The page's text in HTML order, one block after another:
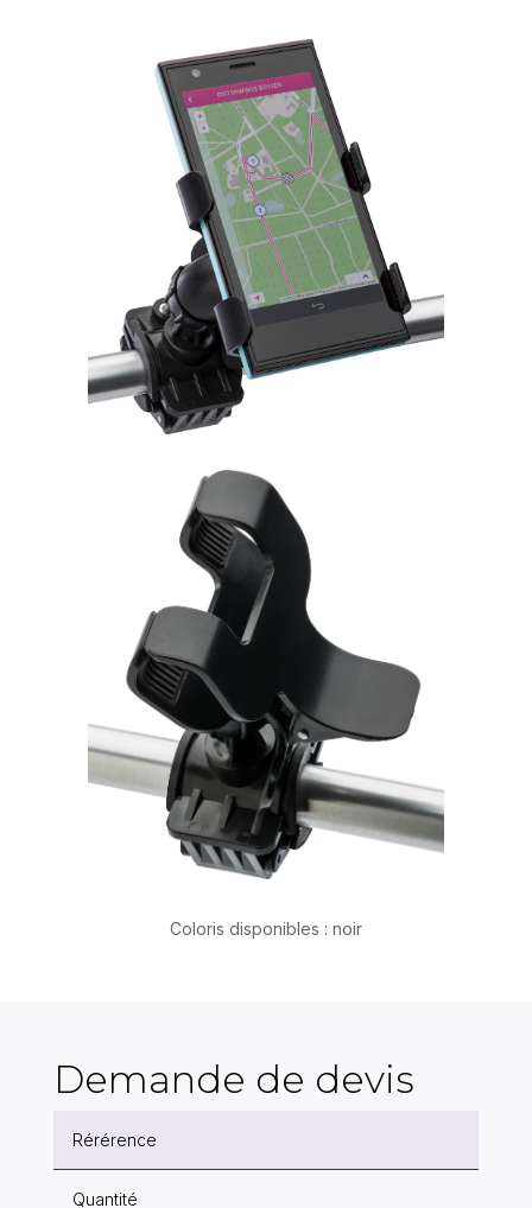
Coloris disponibles : noir
Demande de devis